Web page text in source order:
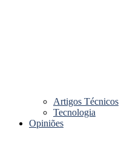
Artigos Técnicos
Tecnologia
Opiniões